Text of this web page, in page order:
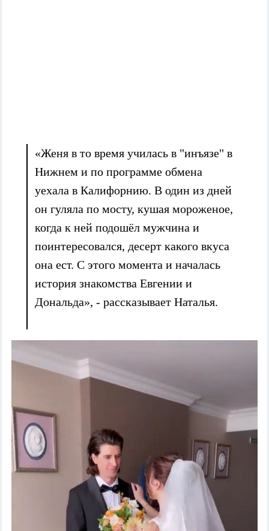
«Женя в то время училась в "инъязе" в
Нижнем и по программе обмена
уехала в Калифорнию. В один из дней
он гуляла по мосту, кушая мороженое,
когда к ней подошёл мужчина и
поинтересовался, десерт какого вкуса
она ест. С этого момента и началась
история знакомства Евгении и
Дональда», - рассказывает Наталья.